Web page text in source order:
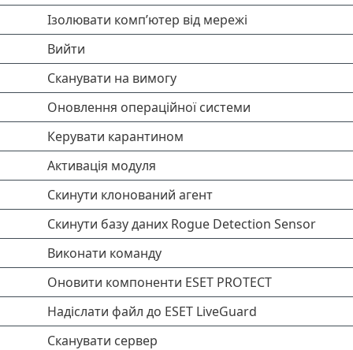
Ізолювати комп’ютер від мережі
Вийти
Сканувати на вимогу
Оновлення операційної системи
Керувати карантином
Активація модуля
Скинути клонований агент
Скинути базу даних Rogue Detection Sensor
Виконати команду
Оновити компоненти ESET PROTECT
Надіслати файл до ESET LiveGuard
Сканувати сервер